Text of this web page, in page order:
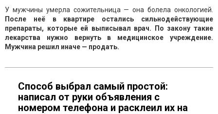
У мужчины умерла сожительница — она болела онкологией.
После неё в квартире остались сильнодействующие
препараты, которые ей выписывал врач. По закону такие
лекарства нужно вернуть в медицинское учреждение.
Мужчина решил иначе — продать.
Способ выбрал самый простой:
написал от руки объявления с
номером телефона и расклеил их на